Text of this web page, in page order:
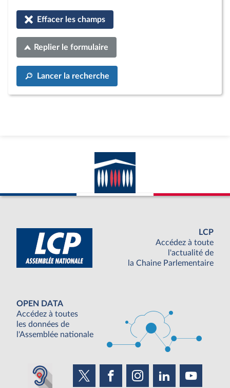
Effacer les champs
Replier le formulaire
Lancer la recherche
LCP
Accédez à toute
l'actualité de
la Chaine Parlementaire
OPEN DATA
Accédez à toutes
les données de
l'Assemblée nationale